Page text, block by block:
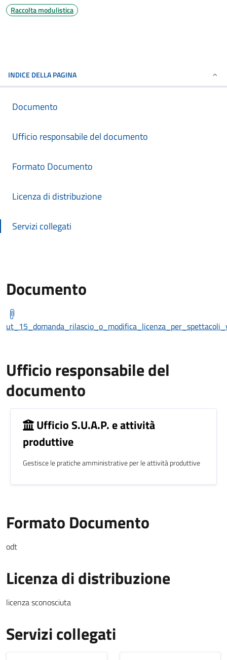
Raccolta modulistica
INDICE DELLA PAGINA
Documento
Ufficio responsabile del documento
Formato Documento
Licenza di distribuzione
Servizi collegati
Documento
Ufficio responsabile del
documento
Ufficio S.U.A.P. e attività
produttive
Gestisce le pratiche amministrative per le attività produttive
Formato Documento
odt
Licenza di distribuzione
licenza sconosciuta
Servizi collegati